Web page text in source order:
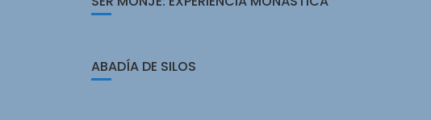
ABADÍA DE SILOS